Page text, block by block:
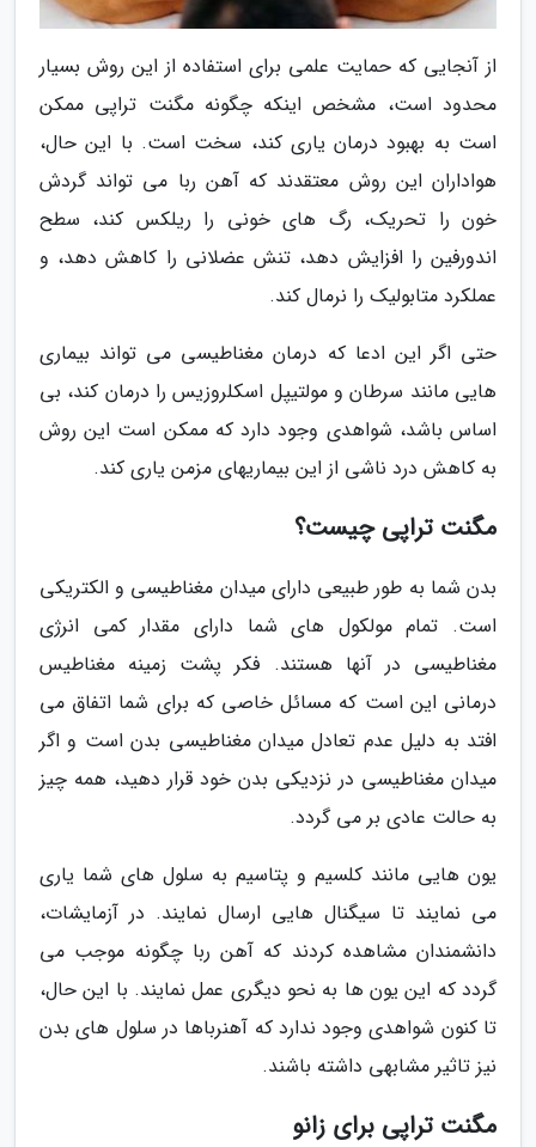
از آنجایی که حمایت علمی برای استفاده از این روش بسیار
محدود است، مشخص اینکه چگونه مگنت تراپی ممکن
است به بهبود درمان یاری کند، سخت است. با این حال،
هواداران این روش معتقدند که آهن ربا می تواند گردش
خون را تحریک، رگ های خونی را ریلکس کند، سطح
اندورفین را افزایش دهد، تنش عضلانی را کاهش دهد، و
عملکرد متابولیک را نرمال کند.
حتی اگر این ادعا که درمان مغناطیسی می تواند بیماری
هایی مانند سرطان و مولتیپل اسکلروزیس را درمان کند، بی
اساس باشد، شواهدی وجود دارد که ممکن است این روش
به کاهش درد ناشی از این بیماریهای مزمن یاری کند.
مگنت تراپی چیست؟
بدن شما به طور طبیعی دارای میدان مغناطیسی و الکتریکی
است. تمام مولکول های شما دارای مقدار کمی انرژی
مغناطیسی در آنها هستند. فکر پشت زمینه مغناطیس
درمانی این است که مسائل خاصی که برای شما اتفاق می
افتد به دلیل عدم تعادل میدان مغناطیسی بدن است و اگر
میدان مغناطیسی در نزدیکی بدن خود قرار دهید، همه چیز
به حالت عادی بر می گردد.
یون هایی مانند کلسیم و پتاسیم به سلول های شما یاری
می نمایند تا سیگنال هایی ارسال نمایند. در آزمایشات،
دانشمندان مشاهده کردند که آهن ربا چگونه موجب می
گردد که این یون ها به نحو دیگری عمل نمایند. با این حال،
تا کنون شواهدی وجود ندارد که آهنرباها در سلول های بدن
نیز تاثیر مشابهی داشته باشند.
مگنت تراپی برای زانو